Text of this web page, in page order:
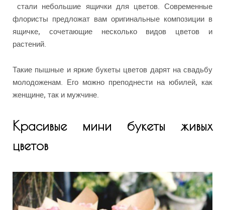
стали небольшие ящички для цветов. Современные
флористы предложат вам оригинальные композиции в
ящичке, сочетающие несколько видов цветов и
растений.
Такие пышные и яркие букеты цветов дарят на свадьбу
молодоженам. Его можно преподнести на юбилей, как
женщине, так и мужчине.
Красивые мини букеты живых
цветов